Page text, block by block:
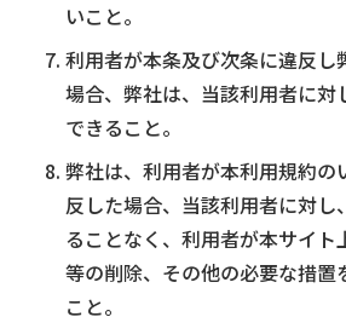
いこと。
利用者が本条及び次条に違反し
場合、弊社は、当該利用者に対
できること。
弊社は、利用者が本利用規約の
反した場合、当該利用者に対し
ることなく、利用者が本サイト
等の削除、その他の必要な措置
こと。